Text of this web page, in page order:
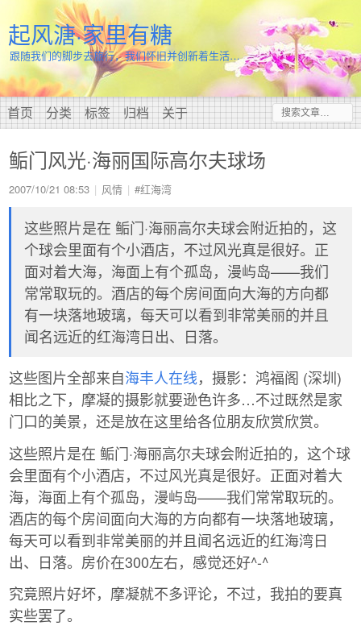
起风溏·家里有糖
跟随我们的脚步去旅行，我们怀旧并创新着生活…
首页 分类 标签 归档 关于
鲘门风光·海丽国际高尔夫球场
2007/10/21 08:53 风情 #红海湾
这些照片是在 鲘门·海丽高尔夫球会附近拍的，这
个球会里面有个小酒店，不过风光真是很好。正
面对着大海，海面上有个孤岛，漫屿岛——我们
常常取玩的。酒店的每个房间面向大海的方向都
有一块落地玻璃，每天可以看到非常美丽的并且
闻名远近的红海湾日出、日落。
这些图片全部来自海丰人在线，摄影：鸿福阁 (深圳)
相比之下，摩凝的摄影就要逊色许多…不过既然是家
门口的美景，还是放在这里给各位朋友欣赏欣赏。
这些照片是在 鲘门·海丽高尔夫球会附近拍的，这个球
会里面有个小酒店，不过风光真是很好。正面对着大
海，海面上有个孤岛，漫屿岛——我们常常取玩的。
酒店的每个房间面向大海的方向都有一块落地玻璃，
每天可以看到非常美丽的并且闻名远近的红海湾日
出、日落。房价在300左右，感觉还好^-^
究竟照片好坏，摩凝就不多评论，不过，我拍的要真
实些罢了。